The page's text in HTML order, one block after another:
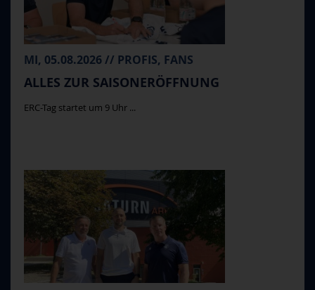
MI, 05.08.2026 // PROFIS, FANS
ALLES ZUR SAISONERÖFFNUNG
ERC-Tag startet um 9 Uhr ...